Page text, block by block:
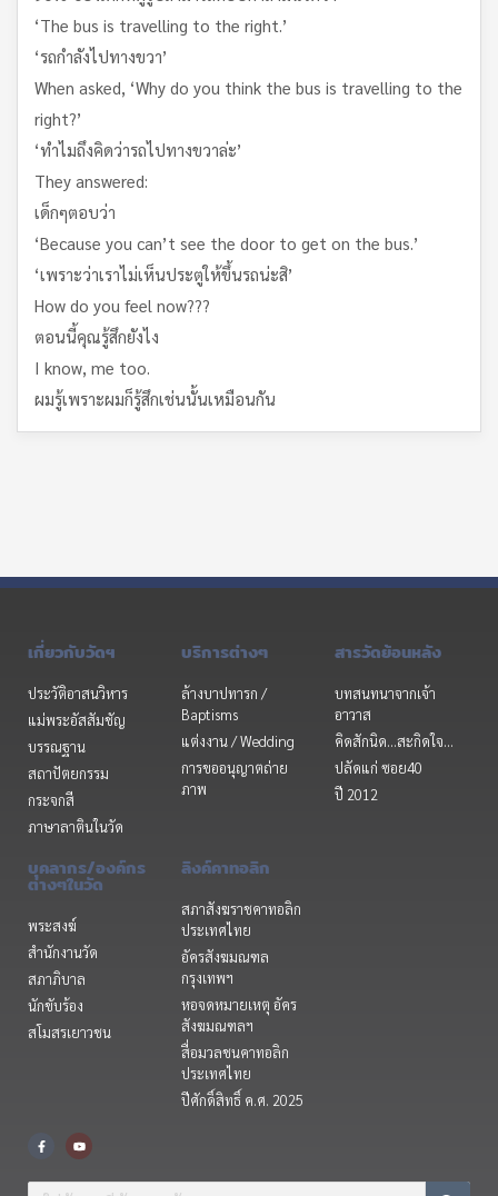
‘The bus is travelling to the right.’
‘รถกำลังไปทางขวา’
When asked, ‘Why do you think the bus is travelling to the
right?’
‘ทำไมถึงคิดว่ารถไปทางขวาล่ะ’
They answered:
เด็กๆตอบว่า
‘Because you can’t see the door to get on the bus.’
‘เพราะว่าเราไม่เห็นประตูให้ขึ้นรถน่ะสิ’
How do you feel now???
ตอนนี้คุณรู้สึกยังไง
I know, me too.
ผมรู้เพราะผมก็รู้สึกเช่นนั้นเหมือนกัน
เกี่ยวกับวัดฯ
ประวัติอาสนวิหาร
แม่พระอัสสัมชัญ
บรรณฐาน
สถาปัตยกรรม
กระจกสี
ภาษาลาตินในวัด
บริการต่างๆ
ล้างบาปทารก /
Baptisms
แต่งงาน / Wedding
การขออนุญาตถ่าย
ภาพ
สารวัดย้อนหลัง
บทสนทนาจากเจ้า
อาวาส
คิดสักนิด...สะกิดใจ...
ปลัดแก่ ซอย40
ปี 2012
บุคลากร/องค์กร
ต่างๆในวัด
พระสงฆ์
สำนักงานวัด
สภาภิบาล
นักขับร้อง
สโมสรเยาวชน
ลิงค์คาทอลิก
สภาสังฆราชคาทอลิก
ประเทศไทย
อัครสังฆมณฑล
กรุงเทพฯ
หอจดหมายเหตุ อัคร
สังฆมณฑลฯ
สื่อมวลชนคาทอลิก
ประเทศไทย
ปีศักดิ์สิทธิ์ ค.ศ. 2025